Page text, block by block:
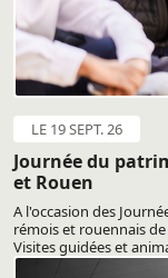
LE 19 SEPT. 26
Journée du
et Rouen
A l'occasion des
rémois et rouennais
Visites guidées et